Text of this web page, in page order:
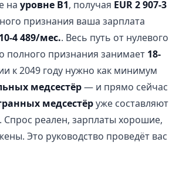
на уровне B1, получая EUR 2 907-3
признания ваша зарплата
4 489/мес.. Весь путь от нулевого
полного признания занимает 18-
к 2049 году нужно как минимум
медсестёр— и прямо сейчас
медсестёруже составляют
Спрос реален, зарплаты хорошие,
Это руководство проведёт вас